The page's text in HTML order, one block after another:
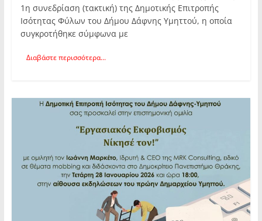
1η συνεδρίαση (τακτική) της Δημοτικής Επιτροπής
Ισότητας Φύλων του Δήμου Δάφνης Υμηττού, η οποία
συγκροτήθηκε σύμφωνα με
Διαβάστε περισσότερα...